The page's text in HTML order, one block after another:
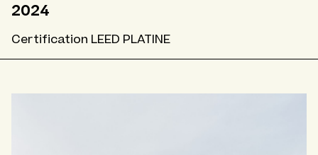
2024
Certification LEED PLATINE